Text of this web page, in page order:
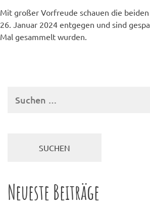
Mit großer Vorfreude schauen die
26. Januar 2024 entgegen und sind
Mal gesammelt wurden.
nach:
Neueste Beiträge